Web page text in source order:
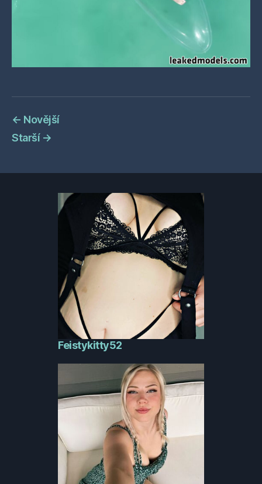
← Novější
Starší →
Feistykitty52